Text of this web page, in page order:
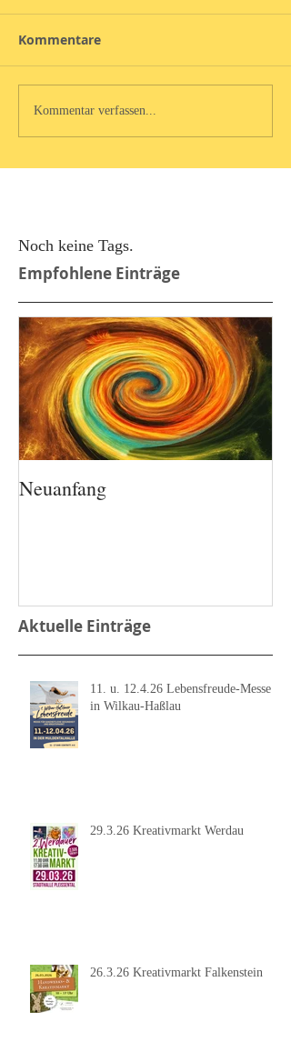
Kommentare
Kommentar verfassen...
Noch keine Tags.
Empfohlene Einträge
Neuanfang
Aktuelle Einträge
11. u. 12.4.26 Lebensfreude-Messe
in Wilkau-Haßlau
29.3.26 Kreativmarkt Werdau
26.3.26 Kreativmarkt Falkenstein